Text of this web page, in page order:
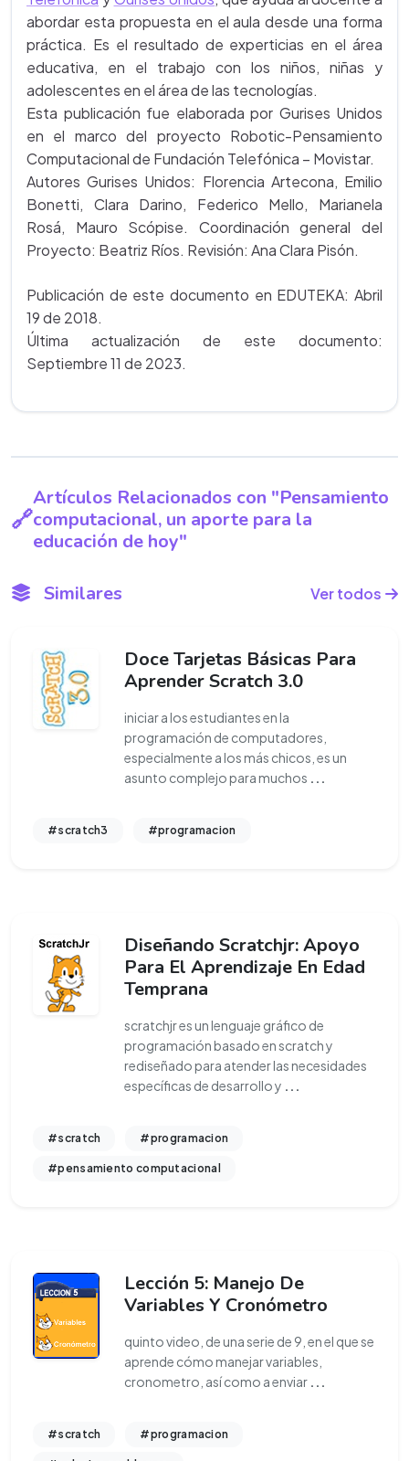
abordar esta propuesta en el aula desde una forma
práctica. Es el resultado de experticias en el área
educativa, en el trabajo con los niños, niñas y
adolescentes en el área de las tecnologías.
Esta publicación fue elaborada por Gurises Unidos
en el marco del proyecto Robotic-Pensamiento
Computacional de Fundación Telefónica – Movistar.
Autores Gurises Unidos: Florencia Artecona, Emilio
Bonetti, Clara Darino, Federico Mello, Marianela
Rosá, Mauro Scópise. Coordinación general del
Proyecto: Beatriz Ríos. Revisión: Ana Clara Pisón.
Publicación de este documento en EDUTEKA: Abril
19 de 2018.
Última actualización de este documento:
Septiembre 11 de 2023.
Artículos Relacionados con "Pensamiento
computacional, un aporte para la
educación de hoy"
Similares Ver todos
Doce Tarjetas Básicas Para
Aprender Scratch 3.0
iniciar a los estudiantes en la
programación de computadores,
especialmente a los más chicos, es un
asunto complejo para muchos ...
#scratch3 #programacion
Diseñando Scratchjr: Apoyo
Para El Aprendizaje En Edad
Temprana
scratchjr es un lenguaje gráfico de
programación basado en scratch y
rediseñado para atender las necesidades
específicas de desarrollo y ...
#scratch #programacion
#pensamiento computacional
Lección 5: Manejo De
Variables Y Cronómetro
quinto video, de una serie de 9, en el que se
aprende cómo manejar variables,
cronometro, así como a enviar ...
#scratch #programacion